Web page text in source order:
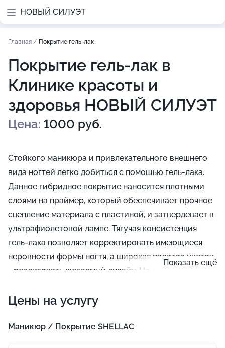
НОВЫЙ СИЛУЭТ
Главная / Покрытие гель-лак
Покрытие гель-лак в
Клинике красоты и
здоровья НОВЫЙ СИЛУЭТ
Цена: 1000 руб.
Стойкого маникюра и привлекательного внешнего
вида ногтей легко добиться с помощью гель-лака.
Данное гибридное покрытие наносится плотными
слоями на праймер, который обеспечивает прочное
сцепление материала с пластиной, и затвердевает в
ультрафиолетовой лампе. Тягучая консистенция
гель-лака позволяет корректировать имеющиеся
неровности формы ногтя, а широкая палитра цветов
- реализовать желаемый дизайн. Но в отличие от
специальным аппаратом.
Показать ещё
Цены на услугу
Маникюр / Покрытие SHELLAC